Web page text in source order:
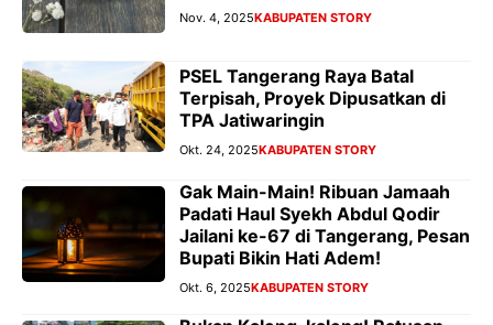
Nov. 4, 2025KABUPATEN STORY
PSEL Tangerang Raya Batal
Terpisah, Proyek Dipusatkan di
TPA Jatiwaringin
Okt. 24, 2025KABUPATEN STORY
Gak Main-Main! Ribuan Jamaah
Padati Haul Syekh Abdul Qodir
Jailani ke-67 di Tangerang, Pesan
Bupati Bikin Hati Adem!
Okt. 6, 2025KABUPATEN STORY